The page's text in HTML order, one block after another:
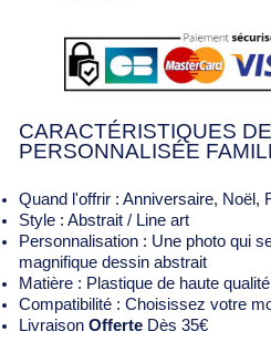
CARACTÉRISTIQUES
PERSONNALISÉE
Quand l'offrir : Anniversaire, Noël,
Style : Abstrait / Line art
Personnalisation : Une photo qui
magnifique dessin abstrait
Matière : Plastique de haute qualité
Compatibilité : Choisissez votre
Livraison Offerte Dès 35€